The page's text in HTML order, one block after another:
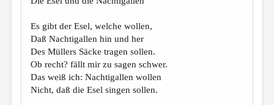
ПЕРЕВОДЫ
КОНКУРСЫ
ДЕТСКАЯ КОМНАТА
КНИЖНАЯ ПОЛКА
ОБЗОР ЛИТЕРАТУРЫ
Es gibt der Esel, welche wollen,
Daß Nachtigallen hin und her
Des Müllers Säcke tragen sollen.
Ob recht? fällt mir zu sagen schwer.
Das weiß ich: Nachtigallen wollen
Nicht, daß die Esel singen sollen.